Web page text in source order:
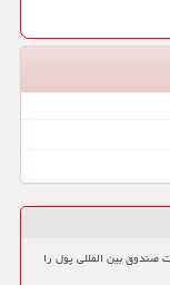
صندوق بین المللی پول را